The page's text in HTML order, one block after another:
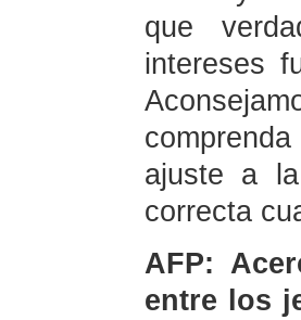
que
intereses
ajuste a
correcta
AFP:
entre los